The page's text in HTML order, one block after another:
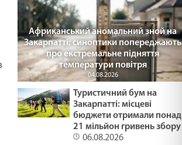
Африканський аномальний зной на
Закарпатті: синоптики попереджають
про екстремальне підняття
температури повітря
04.08.2026
Туристичний бум на
Закарпатті: місцеві
бюджети отримали понад
21 мільйон гривень збору
06.08.2026